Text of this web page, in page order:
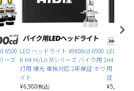
6500
ーズ
LED ヘッドライト 49600cd 6500
K H4 Hi/Lo Mシリーズ バイク用 1
灯用 爆光 車検対応 2年保証 ホワ
イト
¥6,980(税込)
LED ヘッ
H4 Hi/Lo
用 爆光
証 ホワイ
¥5,830